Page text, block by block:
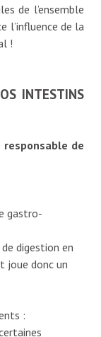
de l’ensemble
l’influence de la
!
INTESTINS
responsable de
gastro-
digestion en
joue donc un
: